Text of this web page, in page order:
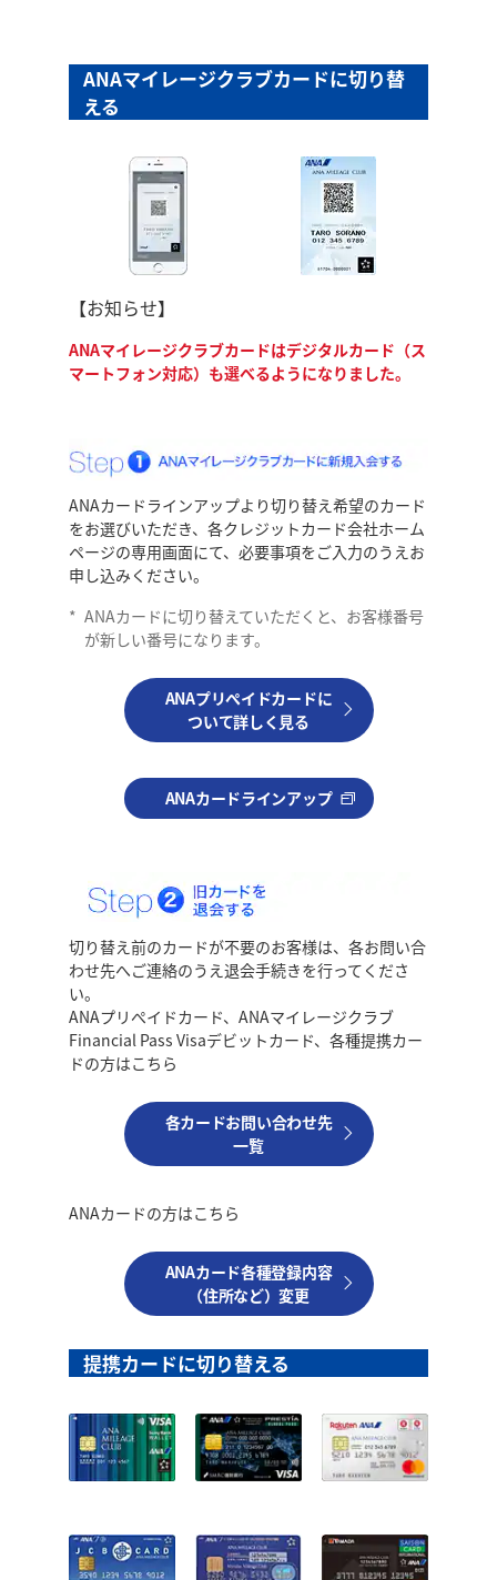
ANAマイレージクラブカードに切り替
える
【お知らせ】
ANAマイレージクラブカードはデジタルカード（ス
マートフォン対応）も選べるようになりました。
ANAカードラインアップより切り替え希望のカード
をお選びいただき、各クレジットカード会社ホーム
ページの専用画面にて、必要事項をご入力のうえお
申し込みください。
* ANAカードに切り替えていただくと、お客様番号
が新しい番号になります。
ANAプリぺイドカードに
ついて詳しく見る
ANAカードラインアップ
切り替え前のカードが不要のお客様は、各お問い合
わせ先へご連絡のうえ退会手続きを行ってくださ
い。
ANAプリぺイドカード、ANAマイレージクラブ
Financial Pass Visaデビットカード、各種提携カー
ドの方はこちら
各カードお問い合わせ先
一覧
ANAカードの方はこちら
ANAカード各種登録内容
（住所など）変更
提携カードに切り替える